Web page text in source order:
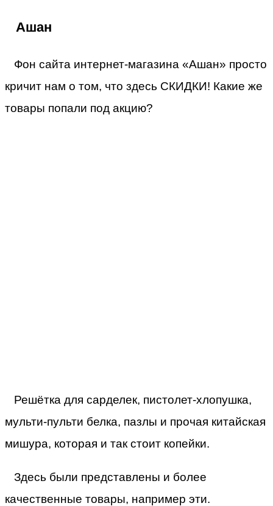
Ашан
Фон сайта интернет-магазина «Ашан» просто
кричит нам о том, что здесь СКИДКИ! Какие же
товары попали под акцию?
Решётка для сарделек, пистолет-хлопушка,
мульти-пульти белка, пазлы и прочая китайская
мишура, которая и так стоит копейки.
Здесь были представлены и более
качественные товары, например эти.